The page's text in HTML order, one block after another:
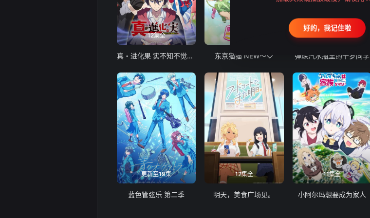
12集全
真・进化果 实不知不觉踏上胜利的人生 东京猫猫 NEW～♡ 弹珠汽水瓶里的千岁同学
更新至19集
蓝色管弦乐 第二季
12集全
明天，美食广场见。
11集全
小阿尔玛想要成为家人
好的，我记住啦